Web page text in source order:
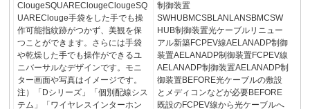
ClougeSQUAREClougeClougeSQ
UAREClouge手袋をした手でも操
作可能指紋跡がつかず、美観を保
つことができます。さらには手袋
や乾燥した手でも操作ができるユ
ニバーサルなデザインです。モニ
ター画面や写真はイメージです。
注）「Dシリーズ」「個別配線シス
テム」「ワイヤレスインターホン
制御装置
SWHUBMCSBLANLANSBMCSW
HUB制御装置光ケーブルリニュー
アル新築FCPEV線AELANADP制御
装置AELANADP制御装置FCPEV線
AELANADP制御装置AELANADP制
御装置BEFORE光ケーブルの敷設
とメディコンなどが必要BEFORE
既設のFCPEV線から光ケーブルへ